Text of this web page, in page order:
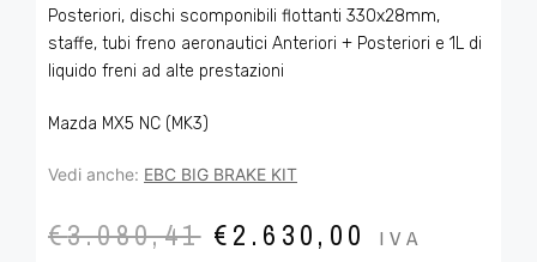
Posteriori, dischi scomponibili flottanti 330x28mm,
staffe, tubi freno aeronautici Anteriori + Posteriori e 1L di
liquido freni ad alte prestazioni
Mazda MX5 NC (MK3)
Vedi anche: EBC BIG BRAKE KIT
€3.080,41 €2.630,00
IVA